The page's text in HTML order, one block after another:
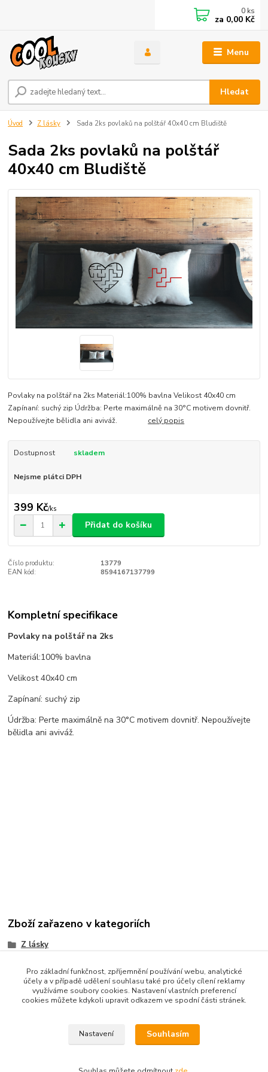
Menu
Hledat
0 ks
za 0,00 Kč
Úvod Z lásky Sada 2ks povlaků na polštář 40x40 cm Bludiště
Sada 2ks povlaků na polštář
40x40 cm Bludiště
Povlaky na polštář na 2ks Materiál:100% bavlna Velikost 40x40 cm
Zapínaní: suchý zip Údržba: Perte maximálně na 30°C motivem dovnitř.
Nepoužívejte bělidla ani aviváž. celý popis
Dostupnost skladem
Nejsme plátci DPH
399 Kč/ks
Přidat do košíku
Číslo produktu:
13779
EAN kód:
8594167137799
Kompletní specifikace
Povlaky na polštář na 2ks
Materiál:100% bavlna
Velikost 40x40 cm
Zapínaní: suchý zip
Údržba: Perte maximálně na 30°C motivem dovnitř. Nepoužívejte
bělidla ani aviváž.
Zboží zařazeno v kategoriích
Z lásky
Pro základní funkčnost, zpříjemnění používání webu, analytické
účely a v případě udělení souhlasu také pro účely cílení reklamy
využíváme soubory cookies. Nastavení vlastních preferencí
cookies můžete kdykoli upravit odkazem ve spodní části stránek.
Nastavení Souhlasím